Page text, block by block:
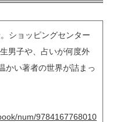
ショッピングセンター
男子や、占いが何度外
い著者の世界が詰まっ
num/9784167768010